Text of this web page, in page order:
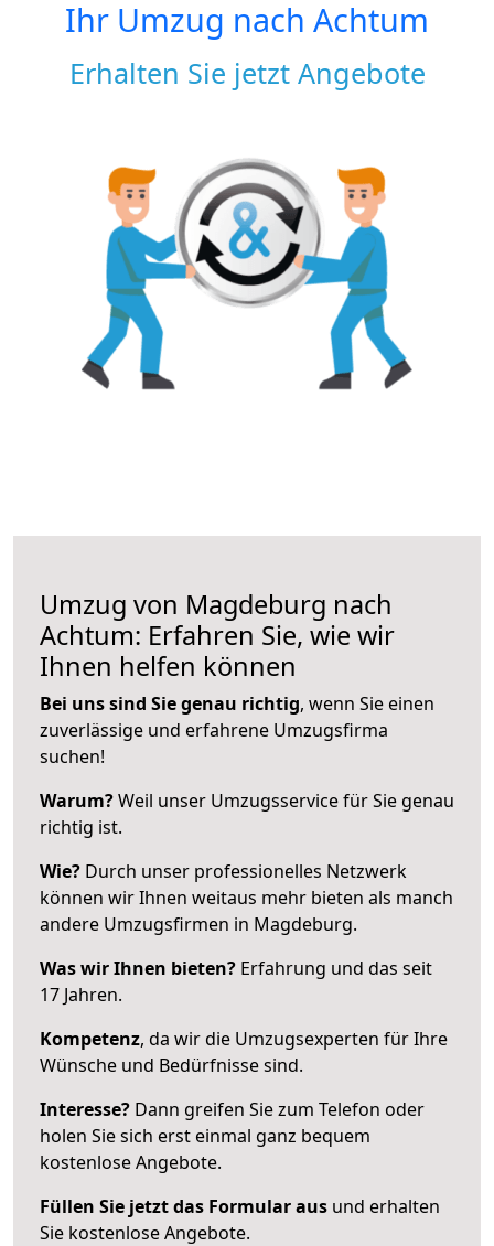
Ihr Umzug nach Achtum
Erhalten Sie jetzt Angebote
Umzug von Magdeburg nach
Achtum: Erfahren Sie, wie wir
Ihnen helfen können
Bei uns sind Sie genau richtig, wenn Sie einen
zuverlässige und erfahrene Umzugsfirma
suchen!
Warum?Weil unser Umzugsservice für Sie genau
richtig ist.
Wie? Durch unser professionelles Netzwerk
können wir Ihnen weitaus mehr bieten als manch
andere Umzugsfirmen in Magdeburg.
Was wir Ihnen bieten? Erfahrung und das seit
17 Jahren.
Kompetenz, da wir die Umzugsexperten für Ihre
Wünsche und Bedürfnisse sind.
Interesse? Dann greifen Sie zum Telefon oder
holen Sie sich erst einmal ganz bequem
kostenlose Angebote.
Füllen Sie jetzt das Formular aus und erhalten
Sie kostenlose Angebote.